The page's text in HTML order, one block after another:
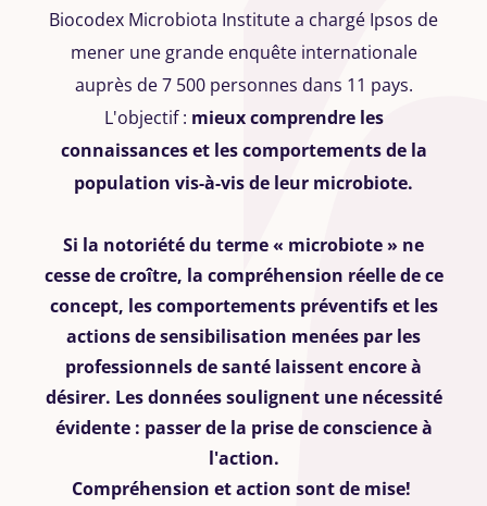
Biocodex Microbiota Institute a chargé Ipsos de
mener une grande enquête internationale
auprès de 7 500 personnes dans 11 pays.
L'objectif : mieux comprendre les
connaissances et les comportements de la
population vis-à-vis de leur microbiote.
Si la notoriété du terme « microbiote » ne
cesse de croître, la compréhension réelle de ce
concept, les comportements préventifs et les
actions de sensibilisation menées par les
professionnels de santé laissent encore à
désirer. Les données soulignent une nécessité
évidente : passer de la prise de conscience à
l'action.
Compréhension et action sont de mise!